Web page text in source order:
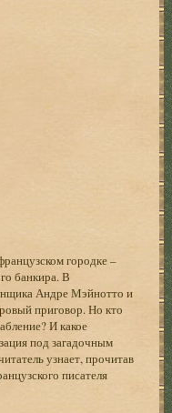
городке –
банкира. В
Андре Мэйнотто и
приговор. Но кто
И какое
под загадочным
узнает, прочитав
писателя